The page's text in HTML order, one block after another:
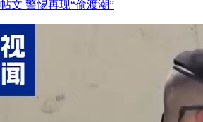
文 警惕再现“偷渡潮”